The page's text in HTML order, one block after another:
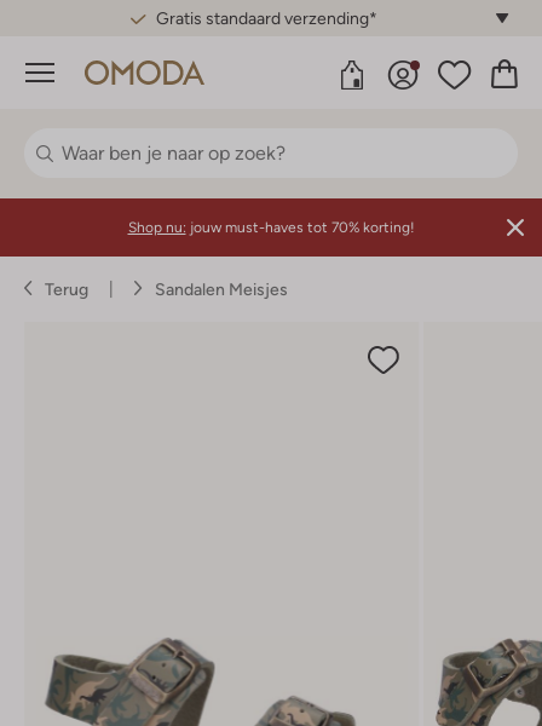
Gratis standaard verzending*
Menu
Shop nu: jouw must-haves tot 70% korting!
Terug Sandalen Meisjes